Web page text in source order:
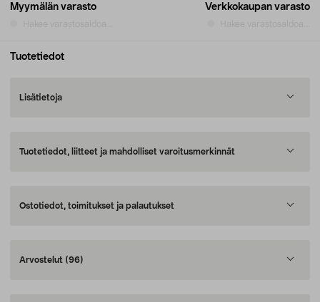
Myymälän varasto Verkkokaupan varasto
Tuotetiedot
Lisätietoja
Tuotetiedot, liitteet ja mahdolliset varoitusmerkinnät
Ostotiedot, toimitukset ja palautukset
Arvostelut (96)